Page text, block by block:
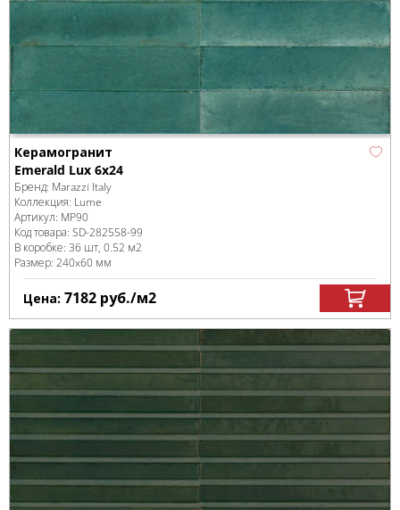
Керамогранит
Emerald Lux 6x24
Бренд: Marazzi Italy
Коллекция: Lume
Артикул: MP90
Код товара: SD-282558-99
В коробке: 36 шт, 0.52 м2
Размер: 240x60 мм
Цена: 7182 руб./м2